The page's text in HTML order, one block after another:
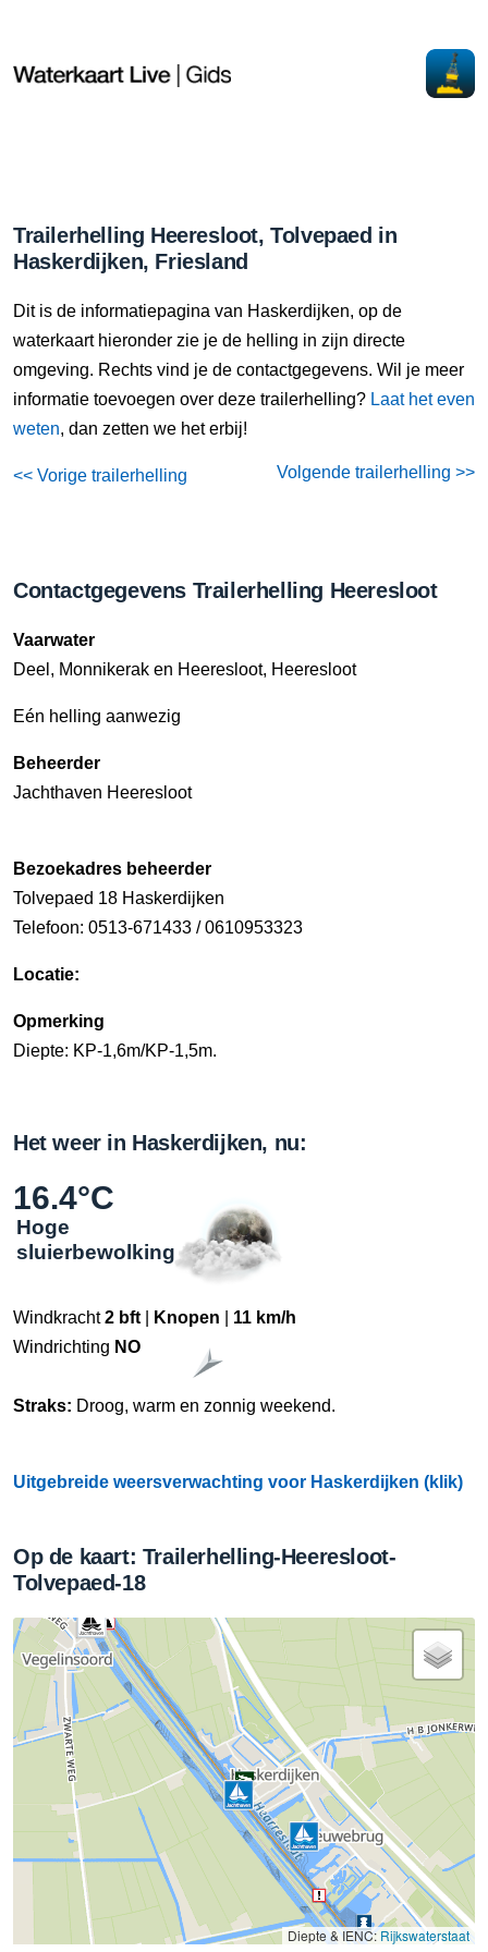
Trailerhelling Heeresloot, Tolvepaed in
Haskerdijken, Friesland
Dit is de informatiepagina van Haskerdijken, op de
waterkaart hieronder zie je de helling in zijn directe
omgeving. Rechts vind je de contactgegevens. Wil je meer
informatie toevoegen over deze trailerhelling? Laat het even
weten, dan zetten we het erbij!
<< Vorige trailerhelling Volgende trailerhelling >>
Contactgegevens Trailerhelling Heeresloot
Vaarwater
Deel, Monnikerak en Heeresloot, Heeresloot
Eén helling aanwezig
Beheerder
Jachthaven Heeresloot
Bezoekadres beheerder
Tolvepaed 18 Haskerdijken
Telefoon: 0513-671433 / 0610953323
Locatie:
Opmerking
Diepte: KP-1,6m/KP-1,5m.
Het weer in Haskerdijken, nu:
16.4°C
Hoge
sluierbewolking
Windkracht2 bft Knopen
11 km/h
Windrichting NO
Straks: Droog, warm en zonnig weekend.
Uitgebreide weersverwachting voor Haskerdijken (klik)
Op de kaart: Trailerhelling-Heeresloot-
Tolvepaed-18
Diepte & IENC: Rijkswaterstaat